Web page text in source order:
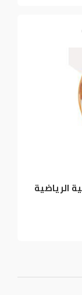
الرياضية